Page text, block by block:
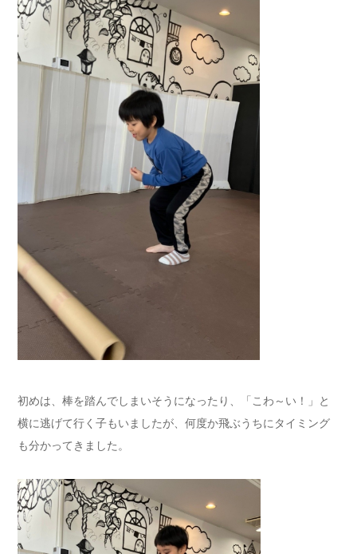
初めは、棒を踏んでしまいそうになったり、「こわ～い！」と
横に逃げて行く子もいましたが、何度か飛ぶうちにタイミング
も分かってきました。